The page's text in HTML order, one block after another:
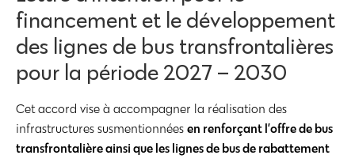
financement et le développement
des lignes de bus transfrontalières
pour la période 2027 – 2030
Cet accord vise à accompagner la réalisation des
infrastructures susmentionnées en renforçant l’offre de bus
transfrontalière ainsi que les lignes de bus de rabattement